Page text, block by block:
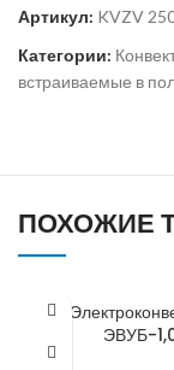
Артикул: KVZV
Категории:
встраиваемые в
ПОХОЖИЕ
ЭВУБ-